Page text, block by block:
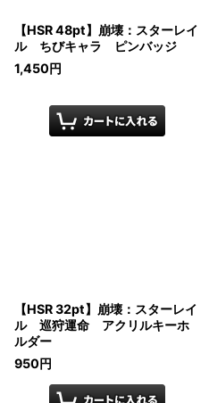
【HSR 48pt】崩壊：スターレイ
ル ちびキャラ ピンバッジ
1,450円
【HSR 32pt】崩壊：スターレイ
ル 巡狩運命 アクリルキーホ
ルダー
950円